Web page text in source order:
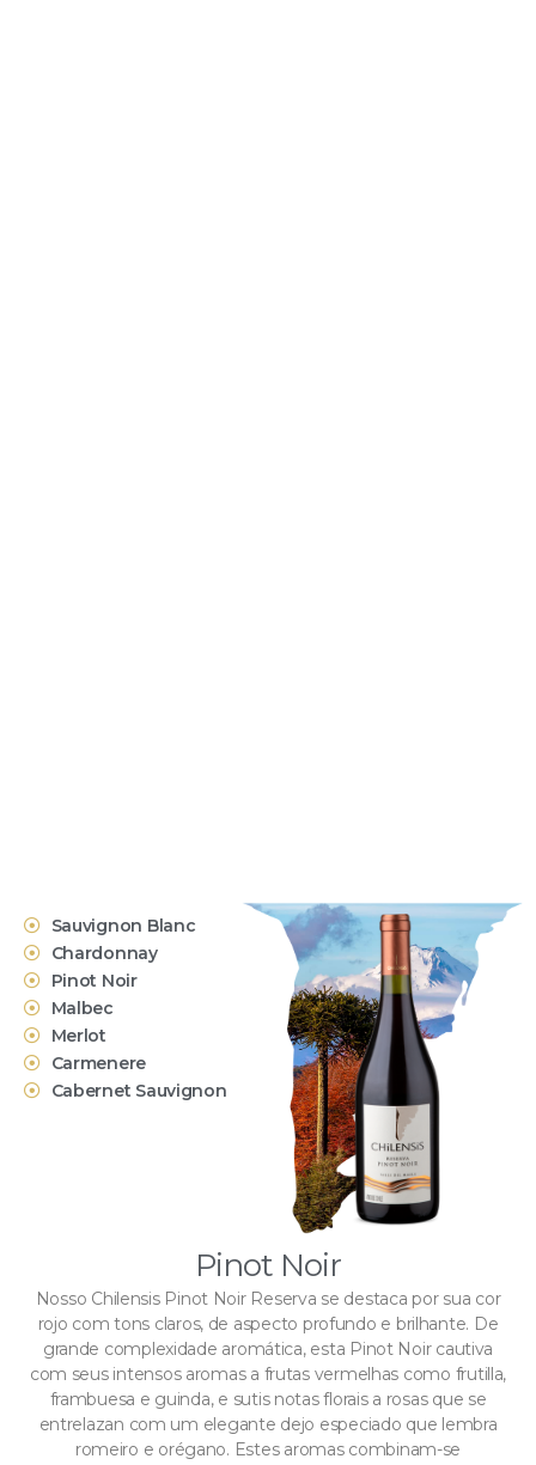
Sauvignon Blanc
Chardonnay
Pinot Noir
Malbec
Merlot
Carmenere
Cabernet Sauvignon
Pinot Noir
Nosso Chilensis Pinot Noir Reserva se destaca por sua cor
rojo com tons claros, de aspecto profundo e brilhante. De
grande complexidade aromática, esta Pinot Noir cautiva
com seus intensos aromas a frutas vermelhas como frutilla,
frambuesa e guinda, e sutis notas florais a rosas que se
entrelazan com um elegante dejo especiado que lembra
romeiro e orégano. Estes aromas combinam-se